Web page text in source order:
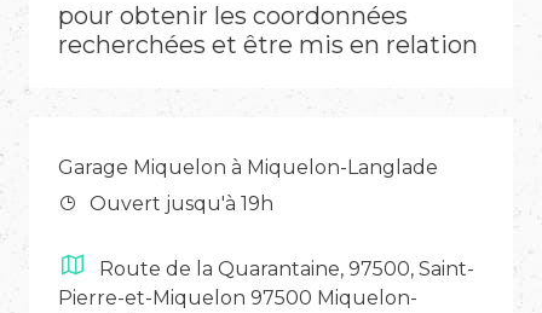
pour obtenir les coordonnées
recherchées et être mis en relation
Garage Miquelon à Miquelon-Langlade
Ouvert jusqu'à 19h
Route de la Quarantaine, 97500, Saint-
Pierre-et-Miquelon 97500 Miquelon-